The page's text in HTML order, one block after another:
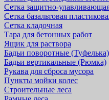
Сетка защитно-
Сетка базальтовая
Сетка кладочная
Тара для бетонных работ
Ящик для раствора
Бадьи поворотные (Туфелька)
Бадьи вертикальные (Рюмка)
Рукава для сброса мусора
Пункты мойки колес
Строительные леса